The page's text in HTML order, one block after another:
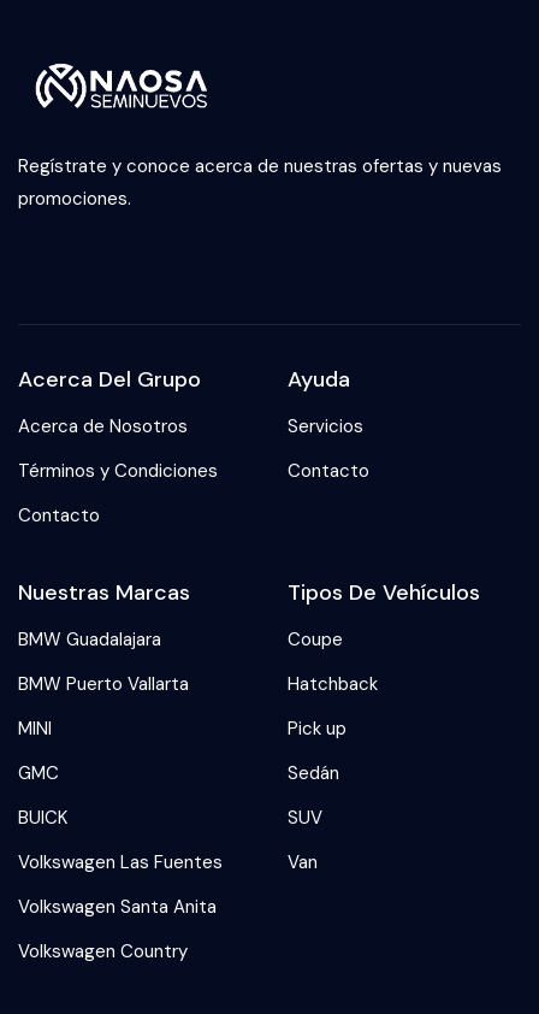
Regístrate y conoce acerca de nuestras ofertas y nuevas
promociones.
Acerca Del Grupo
Acerca de Nosotros
Términos y Condiciones
Contacto
Ayuda
Servicios
Contacto
Nuestras Marcas
BMW Guadalajara
BMW Puerto Vallarta
MINI
GMC
BUICK
Volkswagen Las Fuentes
Volkswagen Santa Anita
Volkswagen Country
Tipos De Vehículos
Coupe
Hatchback
Pick up
Sedán
SUV
Van